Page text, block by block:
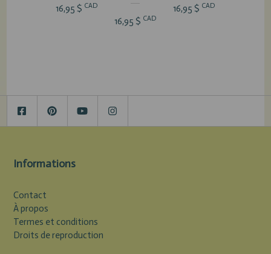
16,95 $ CAD
16,95 $ CAD
16,95 $ CAD
Informations
Contact
À propos
Termes et conditions
Droits de reproduction